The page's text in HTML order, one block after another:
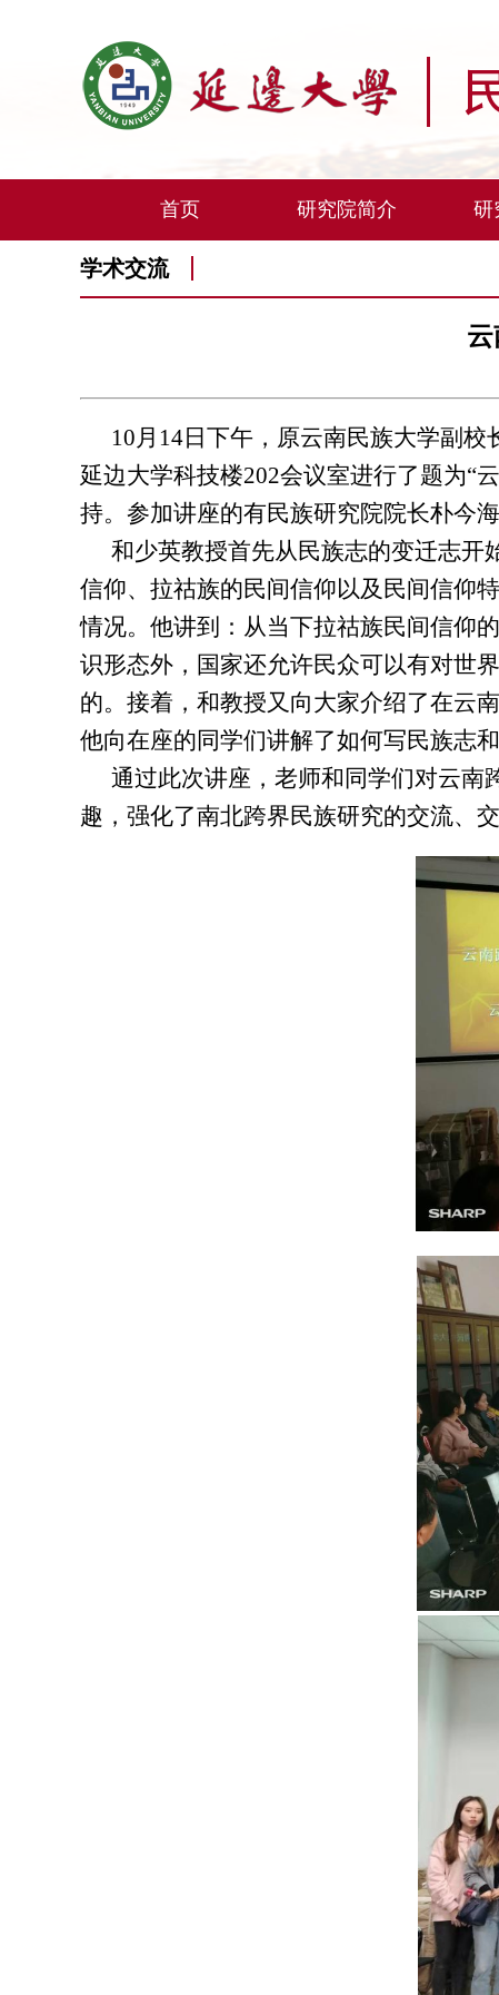
首页 研究院简介 研
学术交流
10月14日下午，原云南民族大学副
延边大学科技楼202会议室进行了题为“
持。参加讲座的有民族研究院院长朴今
和少英教授首先从民族志的变迁志开
信仰、拉祜族的民间信仰以及民间信仰
情况。他讲到：从当下拉祜族民间信仰
识形态外，国家还允许民众可以有对世
的。接着，和教授又向大家介绍了在云
他向在座的同学们讲解了如何写民族志
通过此次讲座，老师和同学们对云南
趣，强化了南北跨界民族研究的交流、交